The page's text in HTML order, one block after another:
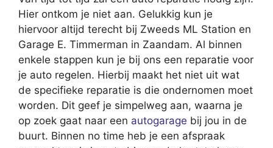
Hier ontkom je niet aan. Gelukkig kun je
hiervoor altijd terecht bij Zweeds ML Station en
Garage E. Timmerman in Zaandam. Al binnen
enkele stappen kun je bij ons een reparatie voor
je auto regelen. Hierbij maakt het niet uit wat
de specifieke reparatie is die ondernomen moet
worden. Dit geef je simpelweg aan, waarna je
op zoek gaat naar een autogarage bij jou in de
buurt. Binnen no time heb je een afspraak